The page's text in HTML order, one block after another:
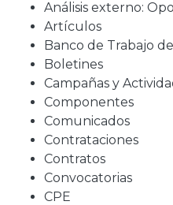
Análisis externo:
Artículos
Banco de Trabajo
Boletines
Campañas y
Componentes
Comunicados
Contrataciones
Contratos
Convocatorias
CPE